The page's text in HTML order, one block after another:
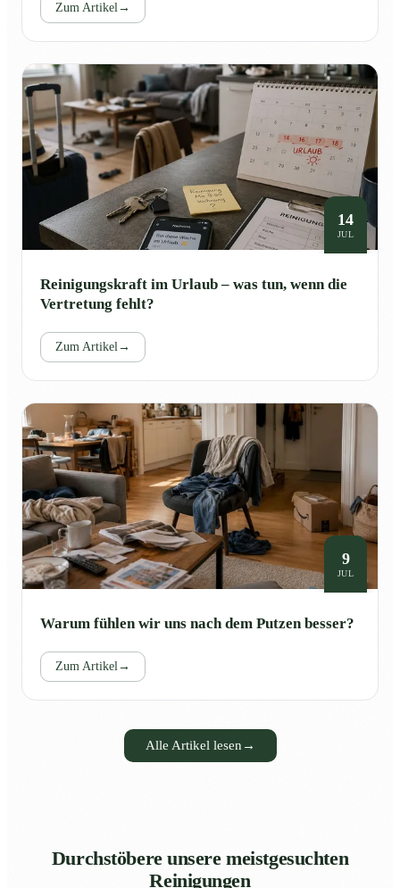
Zum Artikel→
14
JUL
Reinigungskraft im Urlaub – was tun, wenn die
Vertretung fehlt?
Zum Artikel→
9
JUL
Warum fühlen wir uns nach dem Putzen besser?
Zum Artikel→
Alle Artikel lesen →
Durchstöbere unsere meistgesuchten
Reinigungen